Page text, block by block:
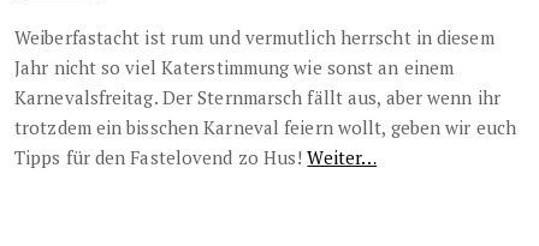
Weiberfastacht ist rum und vermutlich herrscht in diesem
Jahr nicht so viel Katerstimmung wie sonst an einem
Karnevalsfreitag. Der Sternmarsch fällt aus, aber wenn ihr
trotzdem ein bisschen Karneval feiern wollt, geben wir euch
Tipps für den Fastelovend zo Hus!Weiter…